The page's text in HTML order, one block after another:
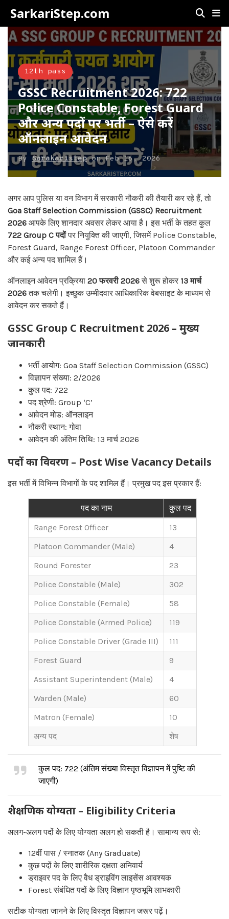
SarkariStep.com
12th pass
GSSC Recruitment 2026: 722
Police Constable, Forest Guard
और अन्य पदों पर भर्ती – ऐसे करें
ऑनलाइन आवेदन
By SarakaristeponFeb 16, 2026
अगर आप पुलिस या वन विभाग में सरकारी नौकरी की तैयारी कर रहे हैं, तो
Goa Staff Selection Commission (GSSC) Recruitment
2026 आपके लिए शानदार अवसर लेकर आया है। इस भर्ती के तहत कुल
722 Group C पदोंपर नियुक्ति की जाएगी, जिसमें Police Constable,
Forest Guard, Range Forest Officer, Platoon Commander
और कई अन्य पद शामिल हैं।
ऑनलाइन आवेदन प्रक्रिया 20 फरवरी 2026से शुरू होकर 13 मार्च
2026तक चलेगी। इच्छुक उम्मीदवार आधिकारिक वेबसाइट के माध्यम से
आवेदन कर सकते हैं।
GSSC Group C Recruitment 2026 – मुख्य
जानकारी
भर्ती आयोग: Goa Staff Selection Commission (GSSC)
विज्ञापन संख्या: 2/2026
कुल पद: 722
पद श्रेणी: Group ‘C’
आवेदन मोड: ऑनलाइन
नौकरी स्थान: गोवा
आवेदन की अंतिम तिथि: 13 मार्च 2026
पदों का विवरण – Post Wise Vacancy Details
इस भर्ती में विभिन्न विभागों के पद शामिल हैं। प्रमुख पद इस प्रकार हैं:
पद का नाम
कुल पद
Range Forest Officer
13
Platoon Commander (Male)
4
Round Forester
23
Police Constable (Male)
302
Police Constable (Female)
58
Police Constable (Armed Police)
119
Police Constable Driver (Grade III)
111
Forest Guard
9
Assistant Superintendent (Male)
4
Warden (Male)
60
Matron (Female)
10
अन्य पद
शेष
कुल पद: 722 (अंतिम संख्या विस्तृत विज्ञापन में पुष्टि की
जाएगी)
शैक्षणिक योग्यता – Eligibility Criteria
अलग-अलग पदों के लिए योग्यता अलग हो सकती है। सामान्य रूप से:
12वीं पास / स्नातक (Any Graduate)
कुछ पदों के लिए शारीरिक दक्षता अनिवार्य
ड्राइवर पद के लिए वैध ड्राइविंग लाइसेंस आवश्यक
Forest संबंधित पदों के लिए विज्ञान पृष्ठभूमि लाभकारी
सटीक योग्यता जानने के लिए विस्तृत विज्ञापन जरूर पढ़ें।